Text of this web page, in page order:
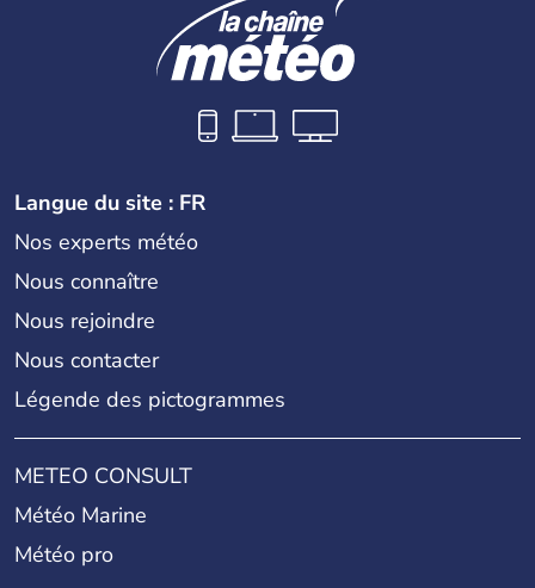
Langue du site : FR
Nos experts météo
Nous connaître
Nous rejoindre
Nous contacter
Légende des pictogrammes
METEO CONSULT
Météo Marine
Météo pro